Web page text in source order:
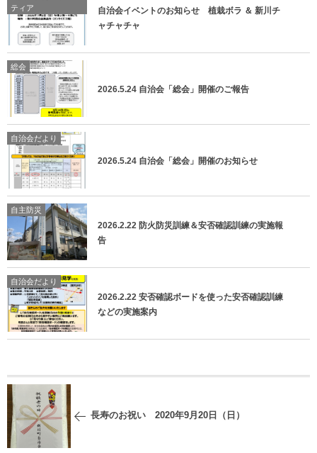
ティア
自治会イベントのお知らせ 植栽ボラ ＆ 新川チ
ャチャチャ
総会
2026.5.24 自治会「総会」開催のご報告
自治会だより
2026.5.24 自治会「総会」開催のお知らせ
自主防災
2026.2.22 防火防災訓練＆安否確認訓練の実施報
告
自治会だより
2026.2.22 安否確認ボードを使った安否確認訓練
などの実施案内
長寿のお祝い 2020年9月20日（日）